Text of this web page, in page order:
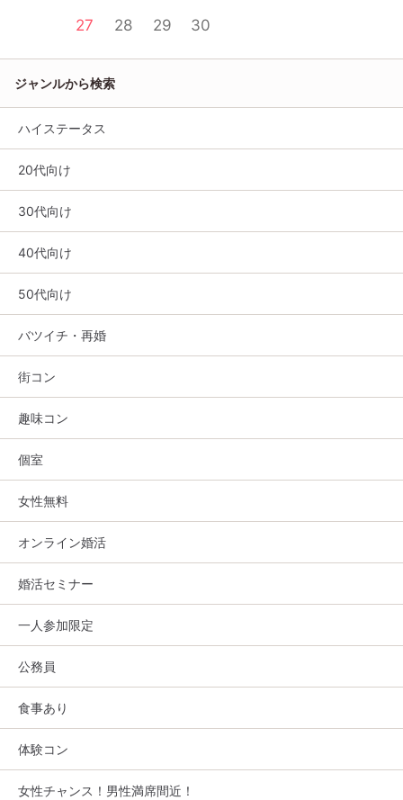
27
28 29 30
ジャンルから検索
ハイステータス
20代向け
30代向け
40代向け
50代向け
バツイチ・再婚
街コン
趣味コン
個室
女性無料
オンライン婚活
婚活セミナー
一人参加限定
公務員
食事あり
体験コン
女性チャンス！男性満席間近！